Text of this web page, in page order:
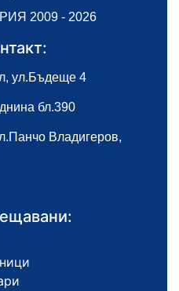
2009 - 2026
ул.Бъдеще 4
бл.390
Владигеров,